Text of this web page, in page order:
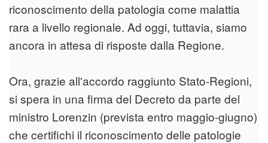
riconoscimento della patologia come malattia
rara a livello regionale. Ad oggi, tuttavia, siamo
ancora in attesa di risposte dalla Regione.
Ora, grazie all'accordo raggiunto Stato-Regioni,
si spera in una firma del Decreto da parte del
ministro Lorenzin (prevista entro maggio-giugno)
che certifichi il riconoscimento delle patologie